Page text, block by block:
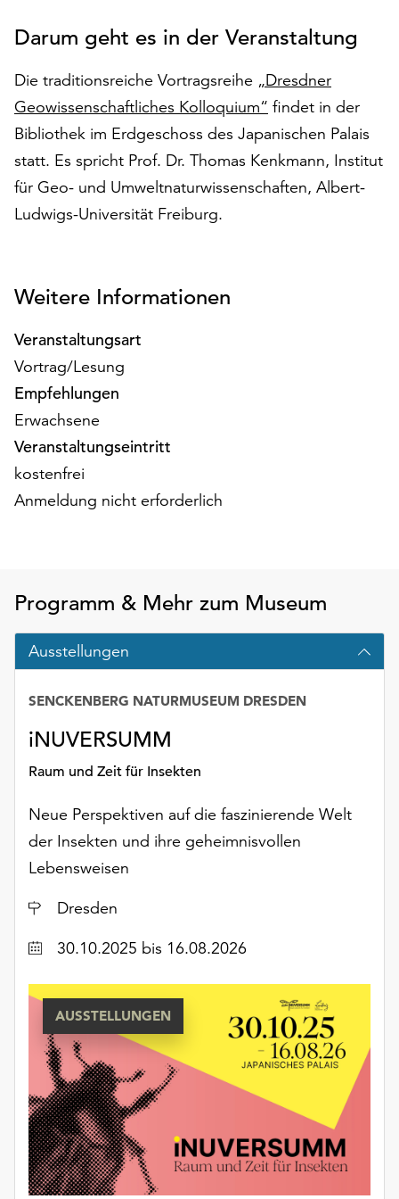
„Alle
um
alle
Cookies
zu
akzeptieren.
Sie
können
Ihr
ändern
und
Dafür
steht
Ihnen
Ende
der
Seite
die
Schaltfläche
Verfügung.
Funktionale
Cookies
werden
auch
ohne
Einverständnis
ausgeführt.
Möchten
die
verwendeten
anpassen,
Sie
Einstellungen
Schaltfläche
„Auswählen“.
Weitere
Informationen
finden
Sie
Darum geht es in der Veranstaltung
Die traditionsreiche Vortragsreihe „Dresdner
Geowissenschaftliches Kolloquium“ findet in der
Bibliothek im Erdgeschoss des Japanischen Palais
statt. Es spricht Prof. Dr. Thomas Kenkmann, Institut
für Geo- und Umweltnaturwissenschaften, Albert-
Ludwigs-Universität Freiburg.
Weitere Informationen
Veranstaltungsart
Vortrag/Lesung
Empfehlungen
Erwachsene
Veranstaltungseintritt
kostenfrei
Anmeldung nicht erforderlich
Programm & Mehr zum Museum
Ausstellungen
iNUVERSUMM
Raum und Zeit für Insekten
SENCKENBERG NATURMUSEUM DRESDEN
Neue Perspektiven auf die faszinierende Welt
der Insekten und ihre geheimnisvollen
Lebensweisen
Ort
Dresden
Datum30.10.2025 bis 16.08.2026
AUSSTELLUNGEN